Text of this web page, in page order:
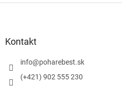
Kontakt
info@poharebest.sk
(+421) 902 555 230